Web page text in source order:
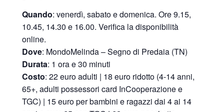
Quando: venerdì, sabato e domenica. Ore 9.15,
10.45, 14.30 e 16.00. Verifica la disponibilità
online.
Dove: MondoMelinda – Segno di Predaia (TN)
Durata: 1 ora e 30 minuti
Costo: 22 euro adulti | 18 euro ridotto (4-14 anni,
65+, adulti possessori card InCooperazione e
TGC) | 15 euro per bambini e ragazzi dai 4 ai 14